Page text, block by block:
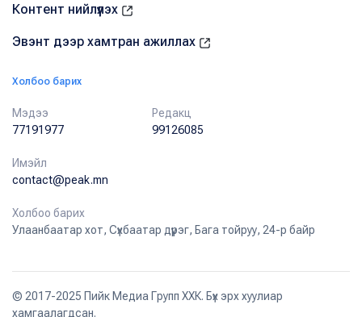
Контент нийлүүлэх
Эвэнт дээр хамтран ажиллах
Холбоо барих
Мэдээ
77191977
Редакц
99126085
Имэйл
contact@peak.mn
Холбоо барих
Улаанбаатар хот, Сүхбаатар дүүрэг, Бага тойруу, 24-р байр
© 2017-2025 Пийк Медиа Групп ХХК. Бүх эрх хуулиар
хамгаалагдсан.